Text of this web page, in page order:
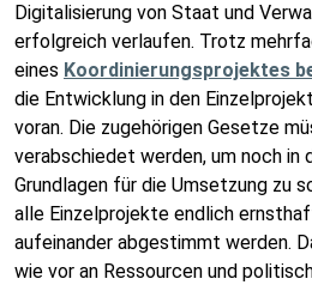
Digitalisierung von Staat und
erfolgreich verlaufen. Trotz
eines Koordinierungsprojektes
die Entwicklung in den
voran. Die zugehörigen Gesetze
verabschiedet werden, um noch in
Grundlagen für die Umsetzung zu
alle Einzelprojekte endlich
aufeinander abgestimmt werden.
wie vor an Ressourcen und